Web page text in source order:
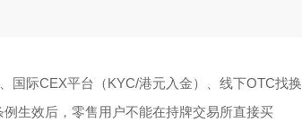
国际CEX平台（KYC/港元入金）、线下OTC找换
生效后，零售用户不能在持牌交易所直接买